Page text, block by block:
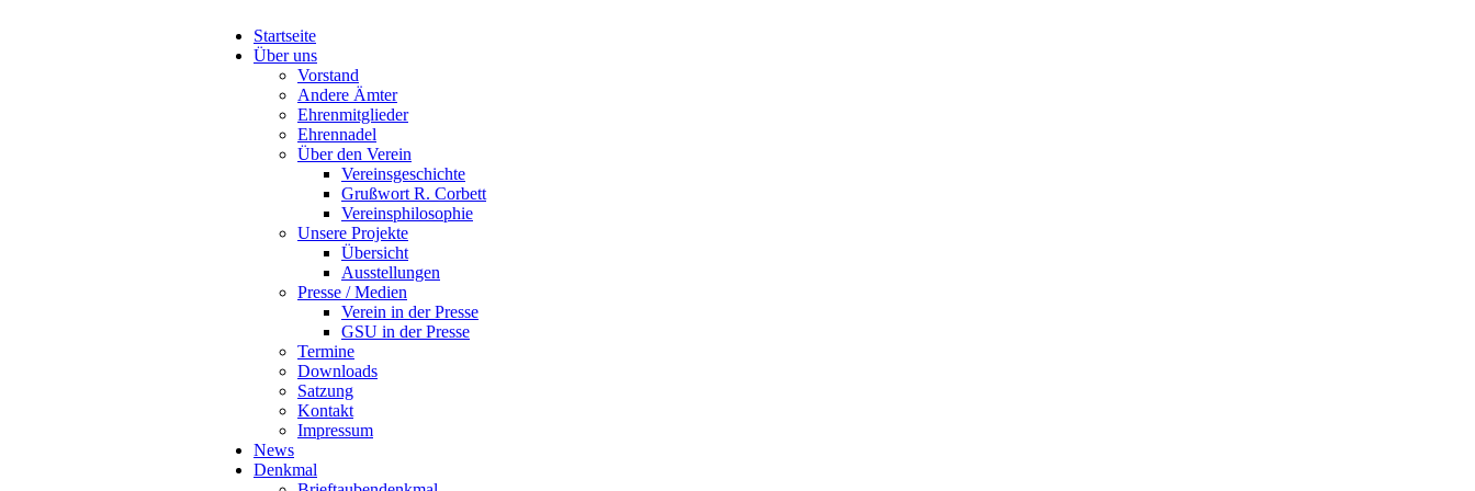
Startseite
Über uns
Vorstand
Andere Ämter
Ehrenmitglieder
Ehrennadel
Über den Verein
Vereinsgeschichte
Grußwort R. Corbett
Vereinsphilosophie
Unsere Projekte
Übersicht
Ausstellungen
Presse / Medien
Verein in der Presse
GSU in der Presse
Termine
Downloads
Satzung
Kontakt
Impressum
News
Denkmal